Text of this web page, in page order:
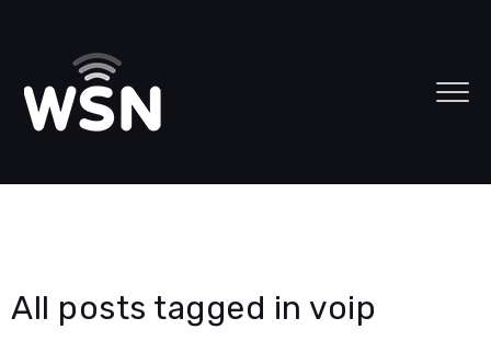
All posts tagged in voip